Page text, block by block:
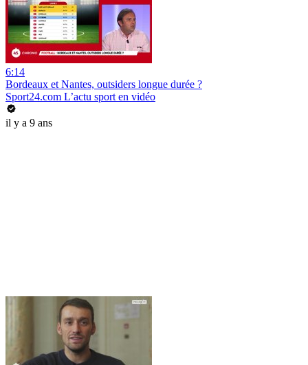
6:14
Bordeaux et Nantes, outsiders longue durée ?
Sport24.com L’actu sport en vidéo
il y a 9 ans